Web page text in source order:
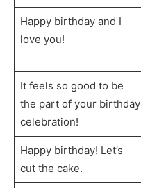
Happy birthday and I
love you!
It feels so good to be
the part of your birthday
celebration!
Happy birthday! Let’s
cut the cake.